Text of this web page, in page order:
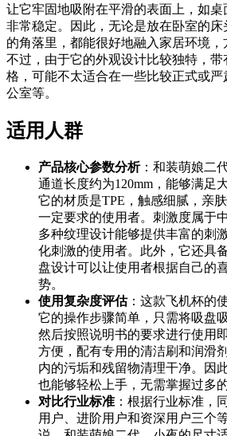
让它牢固地吸附在平滑的表面上，如
非常稳定。因此，无论是放在卧室的
的角落里，都能很好地融入家居环境，
不过，由于它的外观设计比较独特，
格，可能不太适合在一些比较正式或
公室等。
适用人群
产品核心参数分析：和装萌娘二
通道长度约为120mm，能够满足
它的材质是TPE，触感细腻，亲
一定要求的使用者。刺激度属于
多种纹理设计能够提供丰富的刺
化刺激的使用者。此外，它还具
盘设计可以让使用者根据自己的
势。
使用复杂度评估：这款飞机杯的
它的操作步骤简单，只需将吸盘
然后按照说明书的要求进行使用
方便，配有专用的清洁刷和润滑
内的污垢和残留物清理干净。因
也能够轻松上手，无需掌握过多
对比行业标准 ：根据行业标准，
用户、进阶用户和资深用户三个